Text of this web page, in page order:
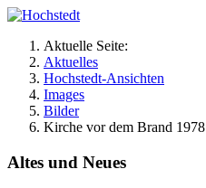
Aktuelle Seite:
Aktuelles
Hochstedt-Ansichten
Images
Bilder
Kirche vor dem Brand 1978
Altes und Neues